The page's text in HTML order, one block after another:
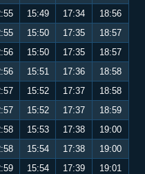
15:49 17:34
18:56
15:50 17:35
18:57
15:50 17:35
18:57
15:51 17:36
18:58
15:52 17:37
18:58
15:52 17:37
18:59
15:53 17:38
19:00
15:54 17:38
19:00
15:54 17:39
19:01